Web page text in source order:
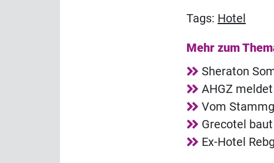
Tags: Hotel
Mehr zum
Sheraton
AHGZ
Vom
Grecotel
Ex-Hotel